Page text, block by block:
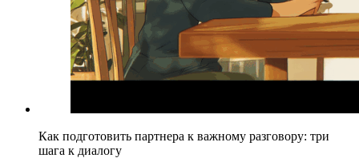
Как подготовить партнера к важному разговору: три
шага к диалогу